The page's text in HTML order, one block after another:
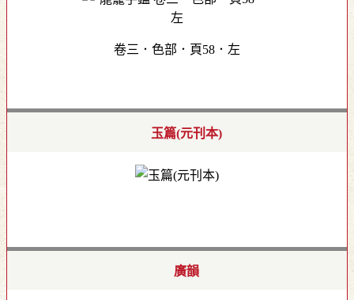
卷三．色部．頁58．左
玉篇(元刊本)
廣韻